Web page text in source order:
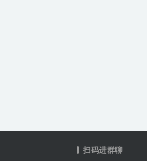
扫码进群聊